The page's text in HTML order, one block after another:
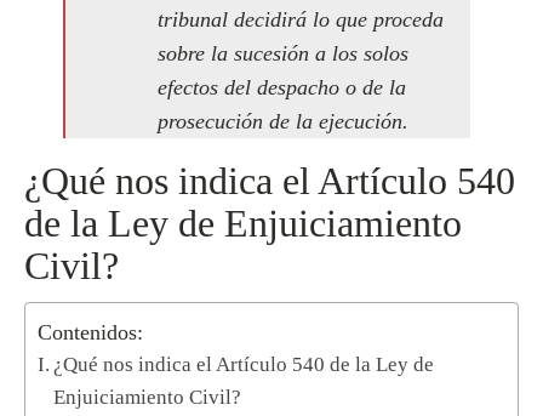
tribunal decidirá lo que proceda
sobre la sucesión a los solos
efectos del despacho o de la
prosecución de la ejecución.
¿Qué nos indica el Artículo 540
de la Ley de Enjuiciamiento
Civil?
Contenidos:
¿Qué nos indica el Artículo 540 de la Ley de
Enjuiciamiento Civil?